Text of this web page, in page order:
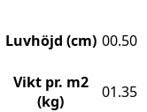
Luvhöjd (cm) 00.50
Vikt pr. m2
(kg)
01.35